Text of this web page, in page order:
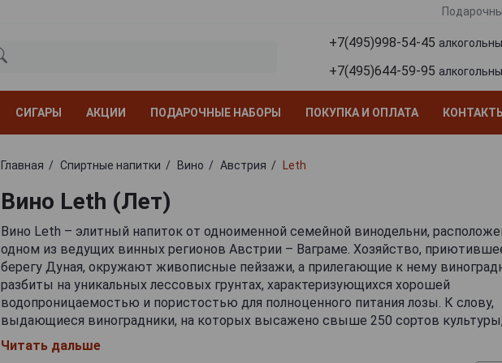
+7(495)998-54-45
+7(495)644-59-95
СИГАРЫ АКЦИИ ПОДАРОЧНЫЕ НАБОРЫ ПОКУПКА И ОПЛАТА КОНТАКТЫ
Главная Спиртные напитки Вино Австрия Leth
Вино Leth (Лет)
Вино Leth – элитный напиток от одноименной семейной винодельни,
одном из ведущих винных регионов Австрии – Ваграме. Хозяйство,
берегу Дуная, окружают живописные пейзажи, а прилегающие к нему
разбиты на уникальных лессовых грунтах, характеризующихся хорошей
водопроницаемостью и пористостью для полноценного питания лозы. К слову,
выдающиеся виноградники, на которых высажено свыше 250 сортов
главная гордость производителя. Целью основателя компании Франца Лета,
заниматься виноделием вместе со своей супругой в 1960-х годах, было
Читать дальше